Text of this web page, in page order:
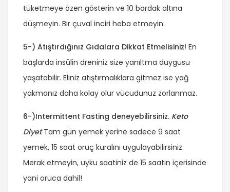
tüketmeye özen gösterin ve 10 bardak altına
düşmeyin. Bir çuval inciri heba etmeyin.
5-) Atıştırdığınız Gıdalara Dikkat Etmelisiniz! En
başlarda insülin dreniniz size yanıltma duygusu
yaşatabilir. Eliniz atıştırmalıklara gitmez ise yağ
yakmanız daha kolay olur vücudunuz zorlanmaz.
6-)Intermittent Fasting deneyebilirsiniz. Keto
DiyetTam gün yemek yerine sadece 9 saat
yemek, 15 saat oruç kuralını uygulayabilirsiniz.
Merak etmeyin, uyku saatiniz de 15 saatin içerisinde
yani oruca dahil!